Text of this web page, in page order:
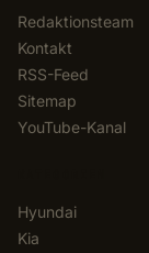
Redaktionsteam
Kontakt
RSS-Feed
Sitemap
YouTube-Kanal
Hyundai
Kia